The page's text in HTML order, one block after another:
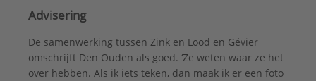
Advisering
De samenwerking tussen Zink en Lood en Gévier
omschrijft Den Ouden als goed. ‘Ze weten waar ze het
over hebben. Als ik iets teken, dan maak ik er een foto